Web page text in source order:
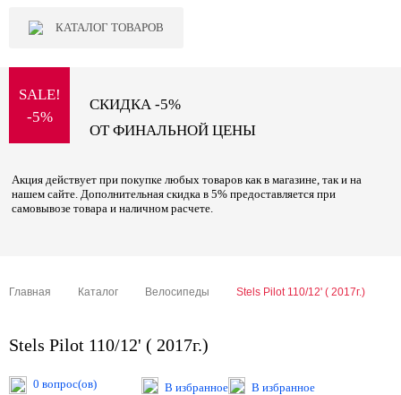
КАТАЛОГ ТОВАРОВ
SALE!
-5%
СКИДКА -5%
ОТ ФИНАЛЬНОЙ ЦЕНЫ
Акция действует при покупке любых товаров как в магазине, так и на
нашем сайте. Дополнительная скидка в 5% предоставляется при
самовывозе товара и наличном расчете.
Главная Каталог Велосипеды Stels Pilot 110/12' ( 2017г.)
Stels Pilot 110/12' ( 2017г.)
0 вопрос(ов) В избранное В избранное